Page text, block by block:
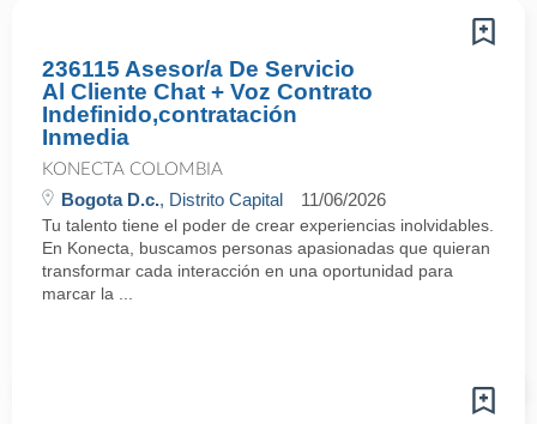
236115 Asesor/a De Servicio
Al Cliente Chat + Voz Contrato
Indefinido,contratación
Inmedia
KONECTA COLOMBIA
Bogota D.c., Distrito Capital 11/06/2026
Tu talento tiene el poder de crear experiencias inolvidables.
En Konecta, buscamos personas apasionadas que quieran
transformar cada interacción en una oportunidad para
marcar la ...